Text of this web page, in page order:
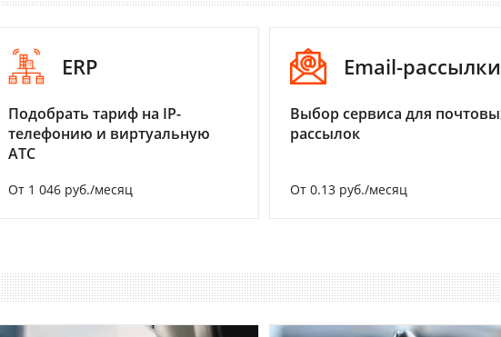
ERP
Подобрать тариф на IP-
телефонию и виртуальную
АТС
От 1 046 руб./месяц
Email-рассылки
Выбор сервиса для
рассылок
От 0.13 руб./месяц